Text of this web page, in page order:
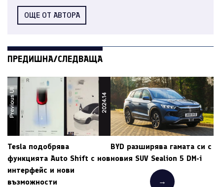
ОЩЕ ОТ АВТОРА
ПРЕДИШНА/СЛЕДВАЩА
Tesla подобрява
функцията Auto Shift с нов
интерфейс и нови
възможности
BYD разширява гамата си с
новия SUV Sealion 5 DM-i
→